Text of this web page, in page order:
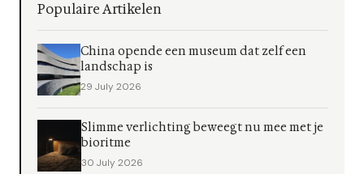
Populaire Artikelen
China opende een museum dat zelf een
landschap is
29 July 2026
Slimme verlichting beweegt nu mee met je
bioritme
30 July 2026